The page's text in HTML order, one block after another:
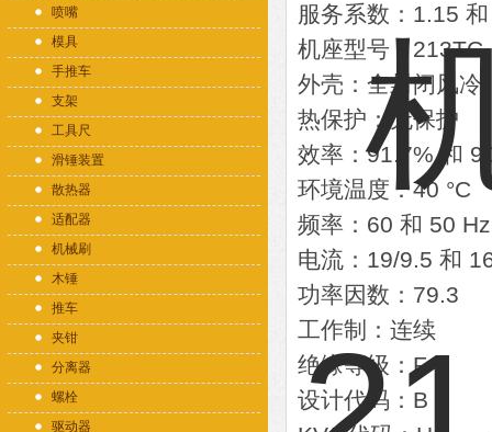
喷嘴
模具
手推车
支架
工具尺
滑锤装置
散热器
适配器
机械刷
木锤
推车
夹钳
分离器
螺栓
驱动器
服务系数：1.15
机座型号：213TC
外壳：全封闭风冷
热保护：无保护
效率：91.7% 和
环境温度：40 °C
频率：60 和 50 Hz
电流：19/9.5 和
功率因数：79.3
工作制：连续
绝缘等级：F
设计代码：B